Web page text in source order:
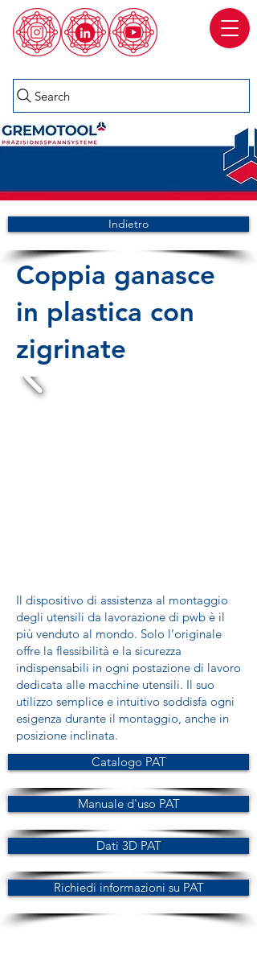
Search
Indietro
Coppia ganasce
in plastica con
zigrinate
Il dispositivo di assistenza al montaggio
degli utensili da lavorazione di pwb è il
più venduto al mondo. Solo l’originale
offre la flessibilità e la sicurezza
indispensabili in ogni postazione di lavoro
dedicata alle macchine utensili. Il suo
utilizzo semplice e intuitivo soddisfa ogni
esigenza durante il montaggio, anche in
posizione inclinata.
Catalogo PAT
Manuale d'uso PAT
Dati 3D PAT
Richiedi informazioni su PAT